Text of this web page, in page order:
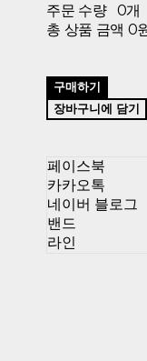
주문 수량
0개
총 상품 금액 0
구매하기
장바구니에 담기
페이스북
카카오톡
네이버 블로그
밴드
라인